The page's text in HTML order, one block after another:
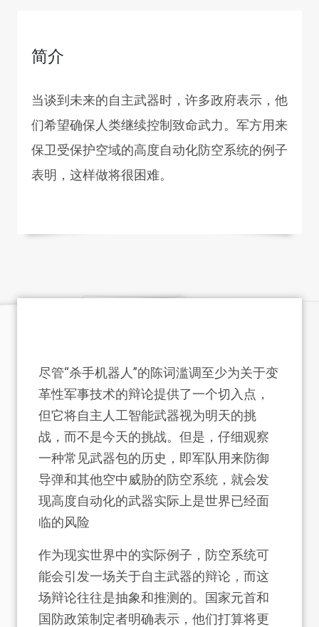
简介
当谈到未来的自主武器时，许多政府表示，他
们希望确保人类继续控制致命武力。军方用来
保卫受保护空域的高度自动化防空系统的例子
表明，这样做将很困难。
尽管“杀手机器人”的陈词滥调至少为关于变
革性军事技术的辩论提供了一个切入点，
但它将自主人工智能武器视为明天的挑
战，而不是今天的挑战。但是，仔细观察
一种常见武器包的历史，即军队用来防御
导弹和其他空中威胁的防空系统，就会发
现高度自动化的武器实际上是世界已经面
临的风险
作为现实世界中的实际例子，防空系统可
能会引发一场关于自主武器的辩论，而这
场辩论往往是抽象和推测的。国家元首和
国防政策制定者明确表示，他们打算将更